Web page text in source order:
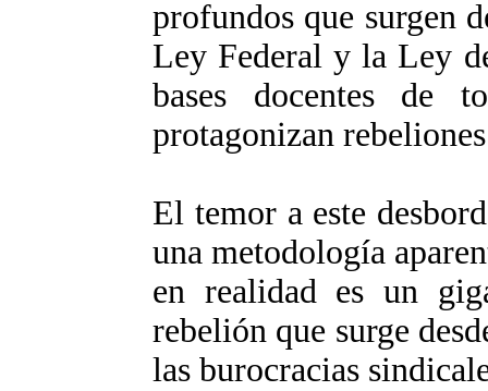
profundos que surgen
Ley Federal y la Ley
bases docentes
protagonizan
El temor a este
una metodología
en realidad es un
rebelión que surge
las burocracias